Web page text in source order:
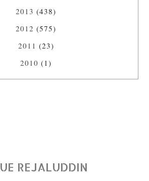
2013 (438)
2012 (575)
2011 (23)
2010 (1)
REJALUDDIN